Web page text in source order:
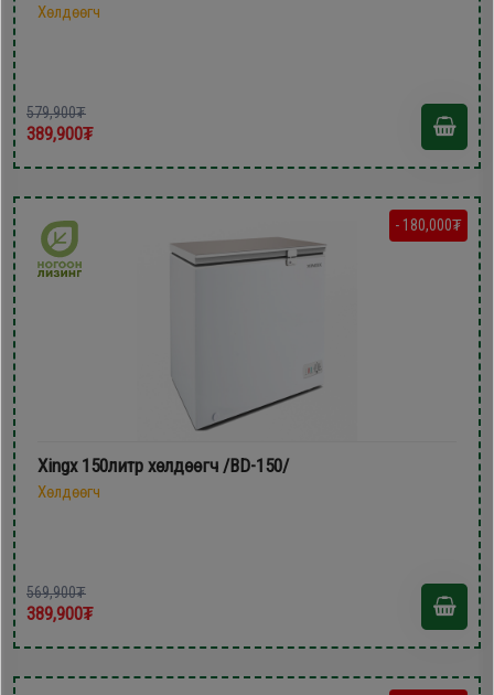
Хөлдөөгч
579,900₮
389,900₮
- 180,000₮
Xingx 150литр xөлдөөгч /BD-150/
Хөлдөөгч
569,900₮
389,900₮